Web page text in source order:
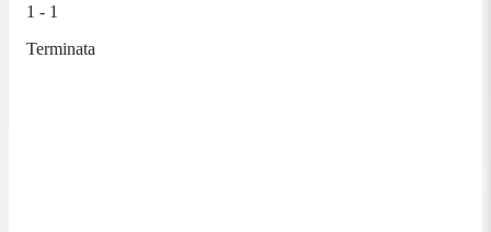
1 - 1
Terminata